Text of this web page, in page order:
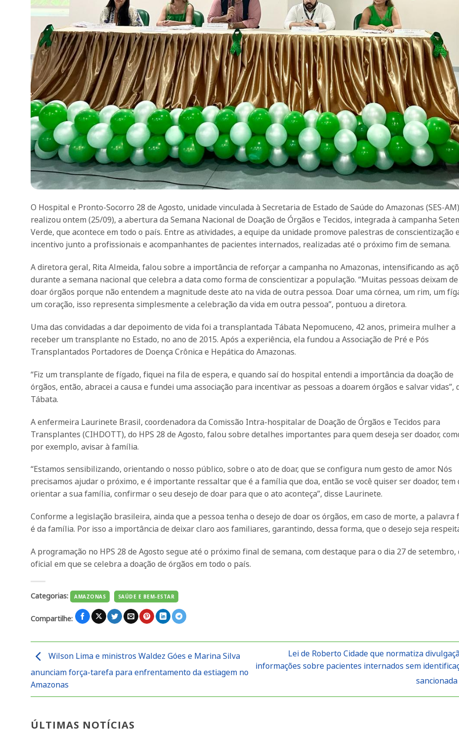
O Hospital e Pronto-Socorro 28 de Agosto, unidade vinculada à Secretaria de Estado de Saúde do Amazonas (SES-
realizou ontem (25/09), a abertura da Semana Nacional de Doação de Órgãos e Tecidos, integrada à campanha
Verde, que acontece em todo o país. Entre as atividades, a equipe da unidade promove palestras de conscientização e
incentivo junto a profissionais e acompanhantes de pacientes internados, realizadas até o próximo fim de semana.
A diretora geral, Rita Almeida, falou sobre a importância de reforçar a campanha no Amazonas, intensificando as
durante a semana nacional que celebra a data como forma de conscientizar a população. “Muitas pessoas deixam de
doar órgãos porque não entendem a magnitude deste ato na vida de outra pessoa. Doar uma córnea, um rim, um
um coração, isso representa simplesmente a celebração da vida em outra pessoa”, pontuou a diretora.
Uma das convidadas a dar depoimento de vida foi a transplantada Tábata Nepomuceno, 42 anos, primeira mulher a
receber um transplante no Estado, no ano de 2015. Após a experiência, ela fundou a Associação de Pré e Pós
Transplantados Portadores de Doença Crônica e Hepática do Amazonas.
“Fiz um transplante de fígado, fiquei na fila de espera, e quando saí do hospital entendi a importância da doação de
órgãos, então, abracei a causa e fundei uma associação para incentivar as pessoas a doarem órgãos e salvar vidas”,
Tábata.
A enfermeira Laurinete Brasil, coordenadora da Comissão Intra-hospitalar de Doação de Órgãos e Tecidos para
Transplantes (CIHDOTT), do HPS 28 de Agosto, falou sobre detalhes importantes para quem deseja ser doador,
por exemplo, avisar à família.
“Estamos sensibilizando, orientando o nosso público, sobre o ato de doar, que se configura num gesto de amor. Nós
precisamos ajudar o próximo, e é importante ressaltar que é a família que doa, então se você quiser ser doador, tem
orientar a sua família, confirmar o seu desejo de doar para que o ato aconteça”, disse Laurinete.
Conforme a legislação brasileira, ainda que a pessoa tenha o desejo de doar os órgãos, em caso de morte, a palavra
é da família. Por isso a importância de deixar claro aos familiares, garantindo, dessa forma, que o desejo seja
A programação no HPS 28 de Agosto segue até o próximo final de semana, com destaque para o dia 27 de setembro,
oficial em que se celebra a doação de órgãos em todo o país.
Categorias: AMAZONAS SAÚDE E BEM-ESTAR
Compartilhe:
Wilson Lima e ministros Waldez Góes e Marina Silva
anunciam força-tarefa para enfrentamento da estiagem no
Amazonas
Lei de Roberto Cidade que normatiza
informações sobre pacientes internados sem
sancionada
ÚLTIMAS NOTÍCIAS